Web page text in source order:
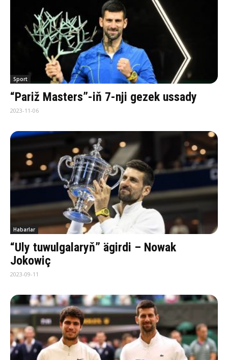
Sport
“Pariž Masters”-iň 7-nji gezek ussady
2023-11-06
Habarlar
“Uly tuwulgalaryň” ägirdi – Nowak
Jokowiç
2023-09-11